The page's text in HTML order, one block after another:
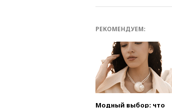
РЕКОМЕНДУЕМ:
Модный выбор: что